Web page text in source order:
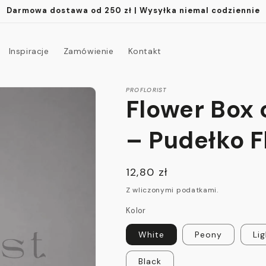
Darmowa dostawa od 250 zł | Wysyłka niemal codziennie
Inspiracje Zamówienie Kontakt
PROFLORIST
Flower Box
– Pudełko
Cena
regularna
12,80 zł
Z wliczonymi podatkami.
Kolor
White Peony
Black